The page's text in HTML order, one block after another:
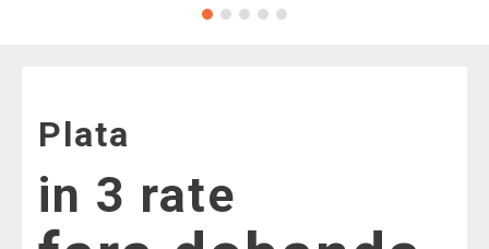
Plata
in 3 rate